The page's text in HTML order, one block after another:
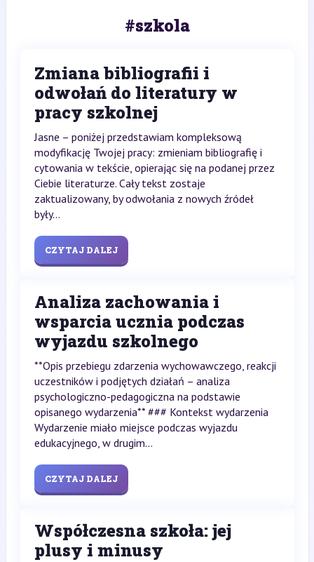
#szkola
Zmiana bibliografii i
odwołań do literatury w
pracy szkolnej
Jasne – poniżej przedstawiam kompleksową
modyfikację Twojej pracy: zmieniam bibliografię i
cytowania w tekście, opierając się na podanej przez
Ciebie literaturze. Cały tekst zostaje
zaktualizowany, by odwołania z nowych źródeł
były...
CZYTAJ DALEJ
Analiza zachowania i
wsparcia ucznia podczas
wyjazdu szkolnego
**Opis przebiegu zdarzenia wychowawczego, reakcji
uczestników i podjętych działań – analiza
psychologiczno-pedagogiczna na podstawie
opisanego wydarzenia** ### Kontekst wydarzenia
Wydarzenie miało miejsce podczas wyjazdu
edukacyjnego, w drugim...
CZYTAJ DALEJ
Współczesna szkoła: jej
plusy i minusy